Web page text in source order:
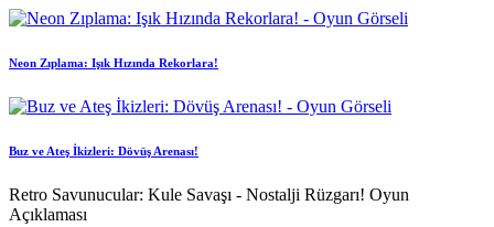
Neon Zıplama: Işık Hızında Rekorlara!
Buz ve Ateş İkizleri: Dövüş Arenası!
Retro Savunucular: Kule Savaşı - Nostalji Rüzgarı! Oyun
Açıklaması